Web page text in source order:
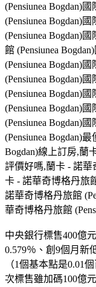
(Pensiunea Bogdan)
(Pensiunea Bogdan)
(Pensiunea Bogdan)
館 (Pensiunea
(Pensiunea Bogdan)
(Pensiunea Bogdan)
(Pensiunea Bogdan)
(Pensiunea Bogdan)
(Pensiunea Bogdan)
(Pensiunea Bogdan)
Bogdan)線上訂房,蘭
評價好嗎,蘭卡 - 諾華
卡 - 諾華奇博格丹旅
諾華奇博格丹旅館
華奇博格丹旅館
中央銀行標售400億
0.579％、創9個月新
（1個基本點是0.01
次標售雖加碼100億